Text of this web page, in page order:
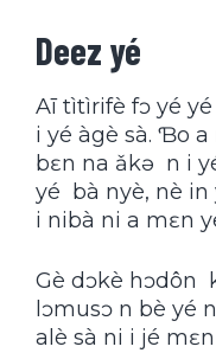
Deez yé
Aī tìtìrifè fɔ yé
i yé àgè sà. Ɓo
bɛn na ǎkǝ n i
yé bà nyè, nè in
i nibà ni a mɛn
Gè dɔkè hɔdôn
lɔmusɔ n bè yé
alè sà ni i jé